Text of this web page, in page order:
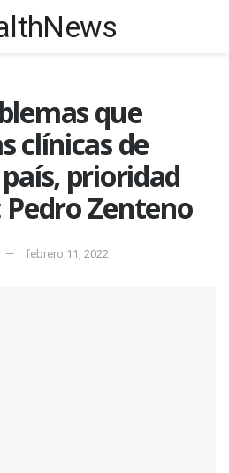
que
clínicas de
prioridad
Pedro Zenteno
febrero 11, 2022